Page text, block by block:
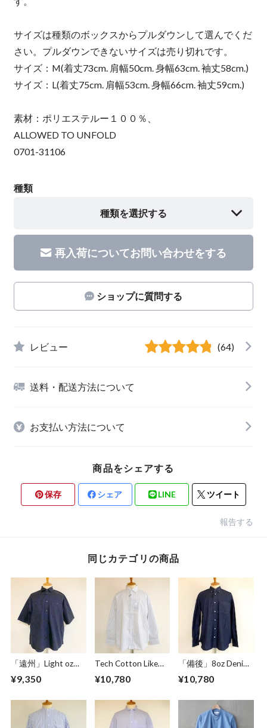
サイズは種類のボックスからプルダウンして選んでくだ
さい。プルダウンできないサイズは売り切れです。
サイズ：M(着丈73cm. 肩幅50cm. 身幅63cm. 袖丈58cm.)
サイズ：L(着丈75cm. 肩幅53cm. 身幅66cm. 袖丈59cm.)
素材：ポリエステルー１００％、
ALLOWED TO UNFOLD
0701-31106
種類
種類を選択する
再入荷についてお問い合わせをする
ショップに質問する
レビュー (64)
送料・配送方法について
お支払い方法について
商品をシェアする
保存 シェア LINE ツイート
報告する
同じカテゴリの商品
「遠州」Light oz
Overdye Poplin W-
Pocket Half Sleeve
Botanical Deep
Navy
¥9,350
Tech Cotton Like
Stripe BD BOX-A
Line Shirts Ivory
¥10,780
「備後」8oz Denim
BD BOX-A Line
Shirts Dark Indigo
¥10,780